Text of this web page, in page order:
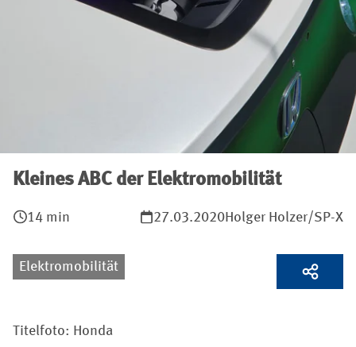
Kleines ABC der Elektromobilität
14 min 27.03.2020Holger Holzer/SP-X
Elektromobilität
Titelfoto: Honda